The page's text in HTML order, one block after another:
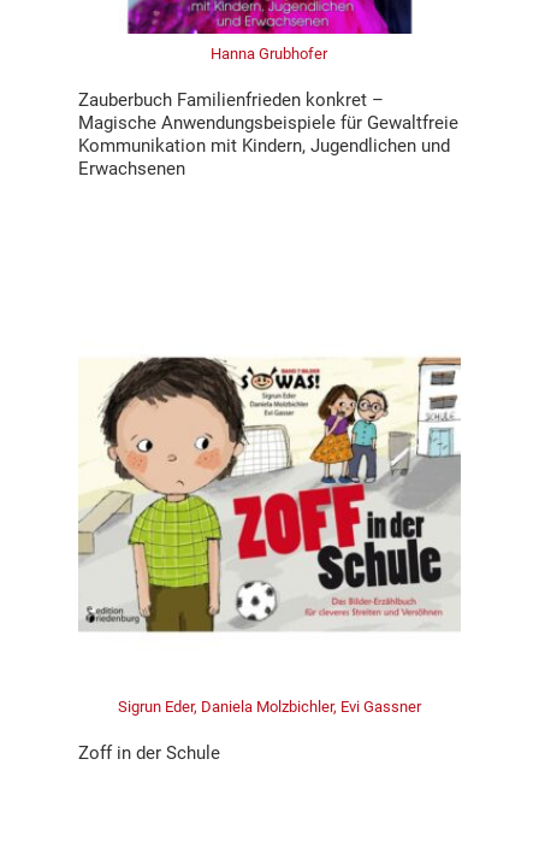
Hanna Grubhofer
Zauberbuch Familienfrieden konkret –
Magische Anwendungsbeispiele für Gewaltfreie
Kommunikation mit Kindern, Jugendlichen und
Erwachsenen
Sigrun Eder, Daniela Molzbichler, Evi Gassner
Zoff in der Schule